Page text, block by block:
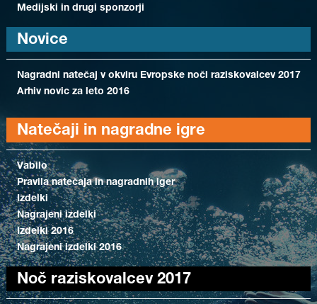
Medijski in drugi sponzorji
Novice
Nagradni natečaj v okviru Evropske noči raziskovalcev 2017
Arhiv novic za leto 2016
Natečaji in nagradne igre
Vabilo
Pravila natečaja in nagradnih iger
Izdelki
Nagrajeni izdelki
Izdelki 2016
Nagrajeni izdelki 2016
Noč raziskovalcev 2017